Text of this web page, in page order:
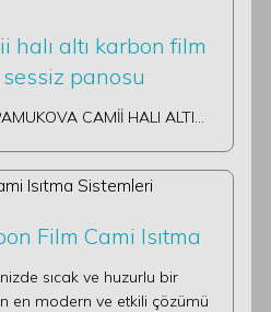
halı altı karbon film
panosu
HALI ALTI…
Film Cami Isıtma
sıcak ve huzurlu bir
en modern ve etkili çözümü